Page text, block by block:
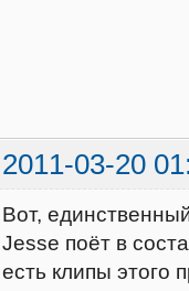
2011-03-20
Вот,
Jesse поёт в
есть клипы этого